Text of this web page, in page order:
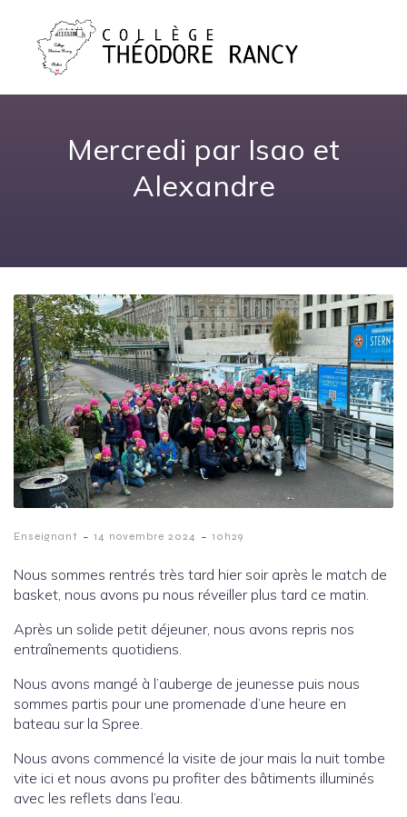
Mercredi par Isao et
Alexandre
Enseignant - 14 novembre 2024 - 10h29
Nous sommes rentrés très tard hier soir après le match de
basket, nous avons pu nous réveiller plus tard ce matin.
Après un solide petit déjeuner, nous avons repris nos
entraînements quotidiens.
Nous avons mangé à l’auberge de jeunesse puis nous
sommes partis pour une promenade d’une heure en
bateau sur la Spree.
Nous avons commencé la visite de jour mais la nuit tombe
vite ici et nous avons pu profiter des bâtiments illuminés
avec les reflets dans l’eau.